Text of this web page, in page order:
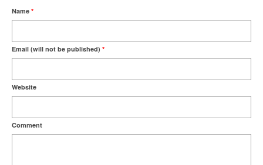
Name *
Email (will not be published) *
Website
Comment